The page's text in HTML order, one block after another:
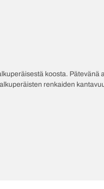
koosta. Pätevänä
renkaiden